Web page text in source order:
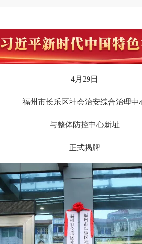
4月29日
福州市长乐区社会治安综合治理中
与整体防控中心新址
正式揭牌